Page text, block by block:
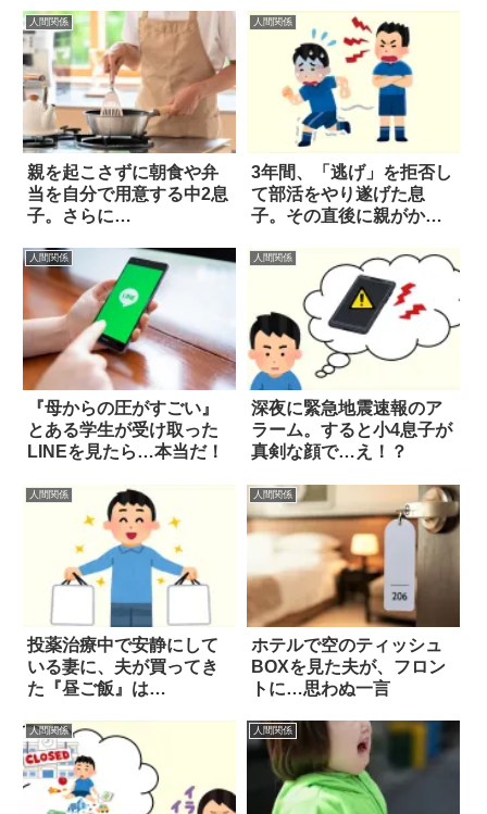
人間関係
親を起こさずに朝食や弁
当を自分で用意する中2息
子。さらに…
人間関係
3年間、「逃げ」を拒否し
て部活をやり遂げた息
子。その直後に親がかけ
人間関係
『母からの圧がすごい』
とある学生が受け取った
LINEを見たら…本当だ！
人間関係
深夜に緊急地震速報のア
ラーム。すると小4息子が
真剣な顔で…え！？
人間関係
投薬治療中で安静にして
いる妻に、夫が買ってき
た『昼ご飯』は…
人間関係
ホテルで空のティッシュ
BOXを見た夫が、フロン
トに…思わぬ一言
人間関係 人間関係